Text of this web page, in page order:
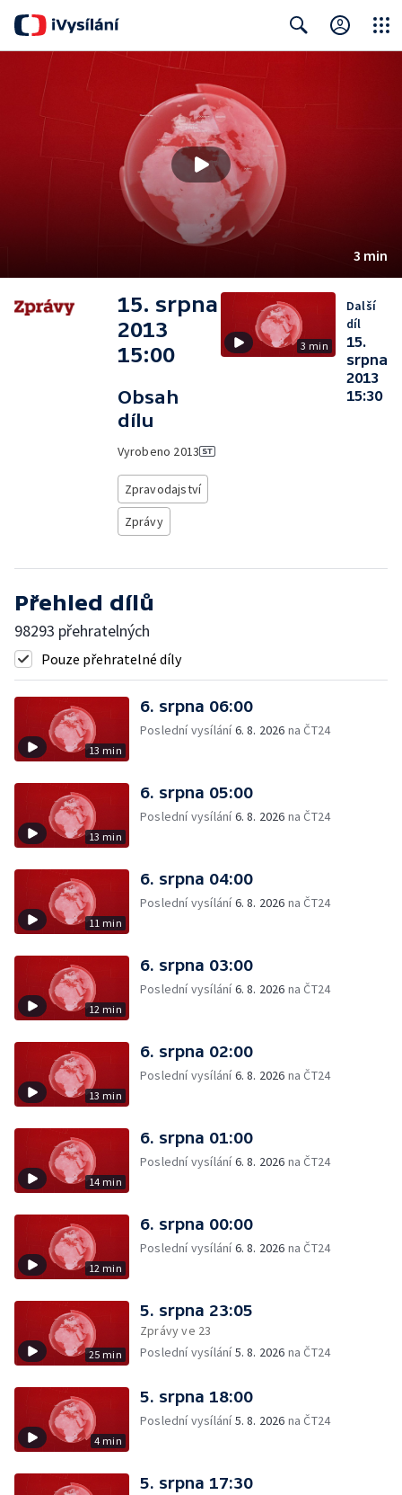
3 min
15. srpna
2013
15:00
Obsah
dílu
Vyrobeno 2013
Zpravodajství
Zprávy
3 min
Další
díl
15.
srpna
2013
15:30
Přehled dílů
98293 přehratelných
Pouze přehratelné díly
13 min
6. srpna 06:00
Poslední vysílání6. 8. 2026 na ČT24
13 min
6. srpna 05:00
Poslední vysílání6. 8. 2026 na ČT24
11 min
6. srpna 04:00
Poslední vysílání6. 8. 2026 na ČT24
12 min
6. srpna 03:00
Poslední vysílání6. 8. 2026 na ČT24
13 min
6. srpna 02:00
Poslední vysílání6. 8. 2026 na ČT24
14 min
6. srpna 01:00
Poslední vysílání6. 8. 2026 na ČT24
12 min
6. srpna 00:00
Poslední vysílání6. 8. 2026 na ČT24
25 min
5. srpna 23:05
Zprávy ve 23
Poslední vysílání5. 8. 2026 na ČT24
4 min
5. srpna 18:00
Poslední vysílání5. 8. 2026 na ČT24
5. srpna 17:30